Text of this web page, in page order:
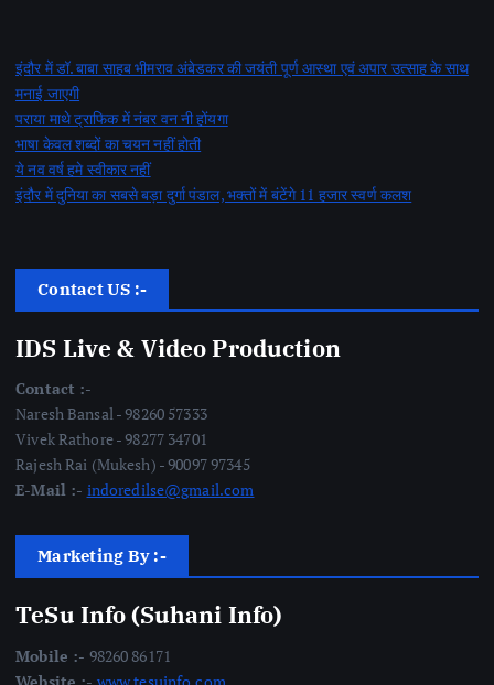
इंदौर में डॉ. बाबा साहब भीमराव अंबेडकर की जयंती पूर्ण आस्था एवं अपार उत्साह के साथ
मनाई जाएगी
पराया माथे ट्राफिक में नंबर वन नी होंयगा
भाषा केवल शब्दों का चयन नहीं होती
ये नव वर्ष हमे स्वीकार नहीं
इंदौर में दुनिया का सबसे बड़ा दुर्गा पंडाल, भक्तों में बंटेंगे 11 हजार स्वर्ण कलश
Contact US :-
IDS Live & Video Production
Contact :-
Naresh Bansal - 98260 57333
Vivek Rathore - 98277 34701
Rajesh Rai (Mukesh) - 90097 97345
E-Mail :- indoredilse@gmail.com
Marketing By :-
TeSu Info (Suhani Info)
Mobile :- 98260 86171
Website :- www.tesuinfo.com